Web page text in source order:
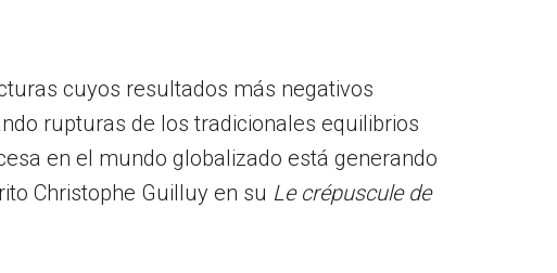
cuyos resultados más negativos
rupturas de los tradicionales equilibrios
en el mundo globalizado está generando
Christophe Guilluy en su Le crépuscule de